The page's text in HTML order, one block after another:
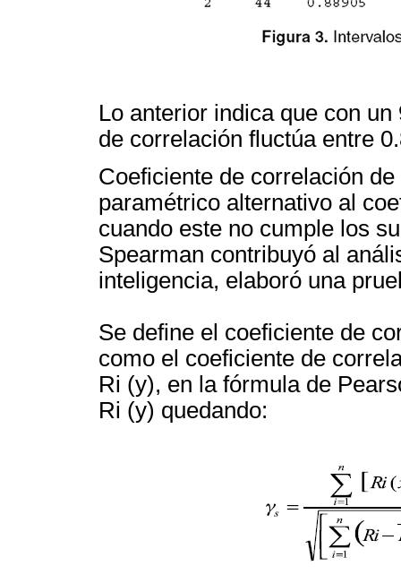
Lo anterior indica que con
de correlación fluctúa entre
Coeficiente de correlación
paramétrico alternativo al
cuando este no cumple los
Spearman contribuyó al
inteligencia, elaboró una
Se define el coeficiente de
como el coeficiente de
Ri (y), en la fórmula de
Ri (y) quedando: